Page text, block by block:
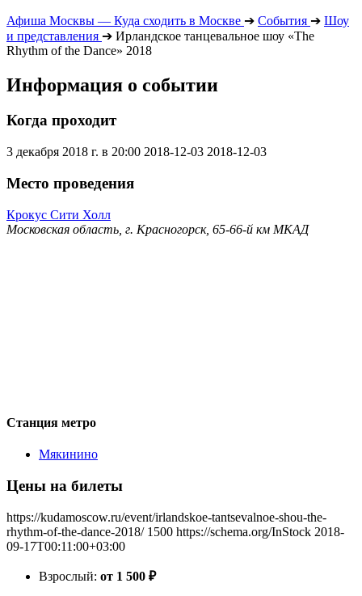
Афиша Москвы — Куда сходить в Москве ➔ События ➔ Шоу
и представления ➔ Ирландское танцевальное шоу «The
Rhythm of the Dance» 2018
Информация о событии
Когда проходит
3 декабря 2018 г. в 20:00 2018-12-03 2018-12-03
Место проведения
Крокус Сити Холл
Московская область, г. Красногорск, 65-66-й км МКАД
Станция метро
Мякинино
Цены на билеты
https://kudamoscow.ru/event/irlandskoe-tantsevalnoe-shou-the-
rhythm-of-the-dance-2018/ 1500 https://schema.org/InStock 2018-
09-17T00:11:00+03:00
Взрослый: от 1 500 ₽